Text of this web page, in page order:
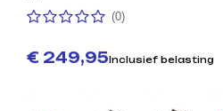
(0)
€ 249,95Inclusief belasting